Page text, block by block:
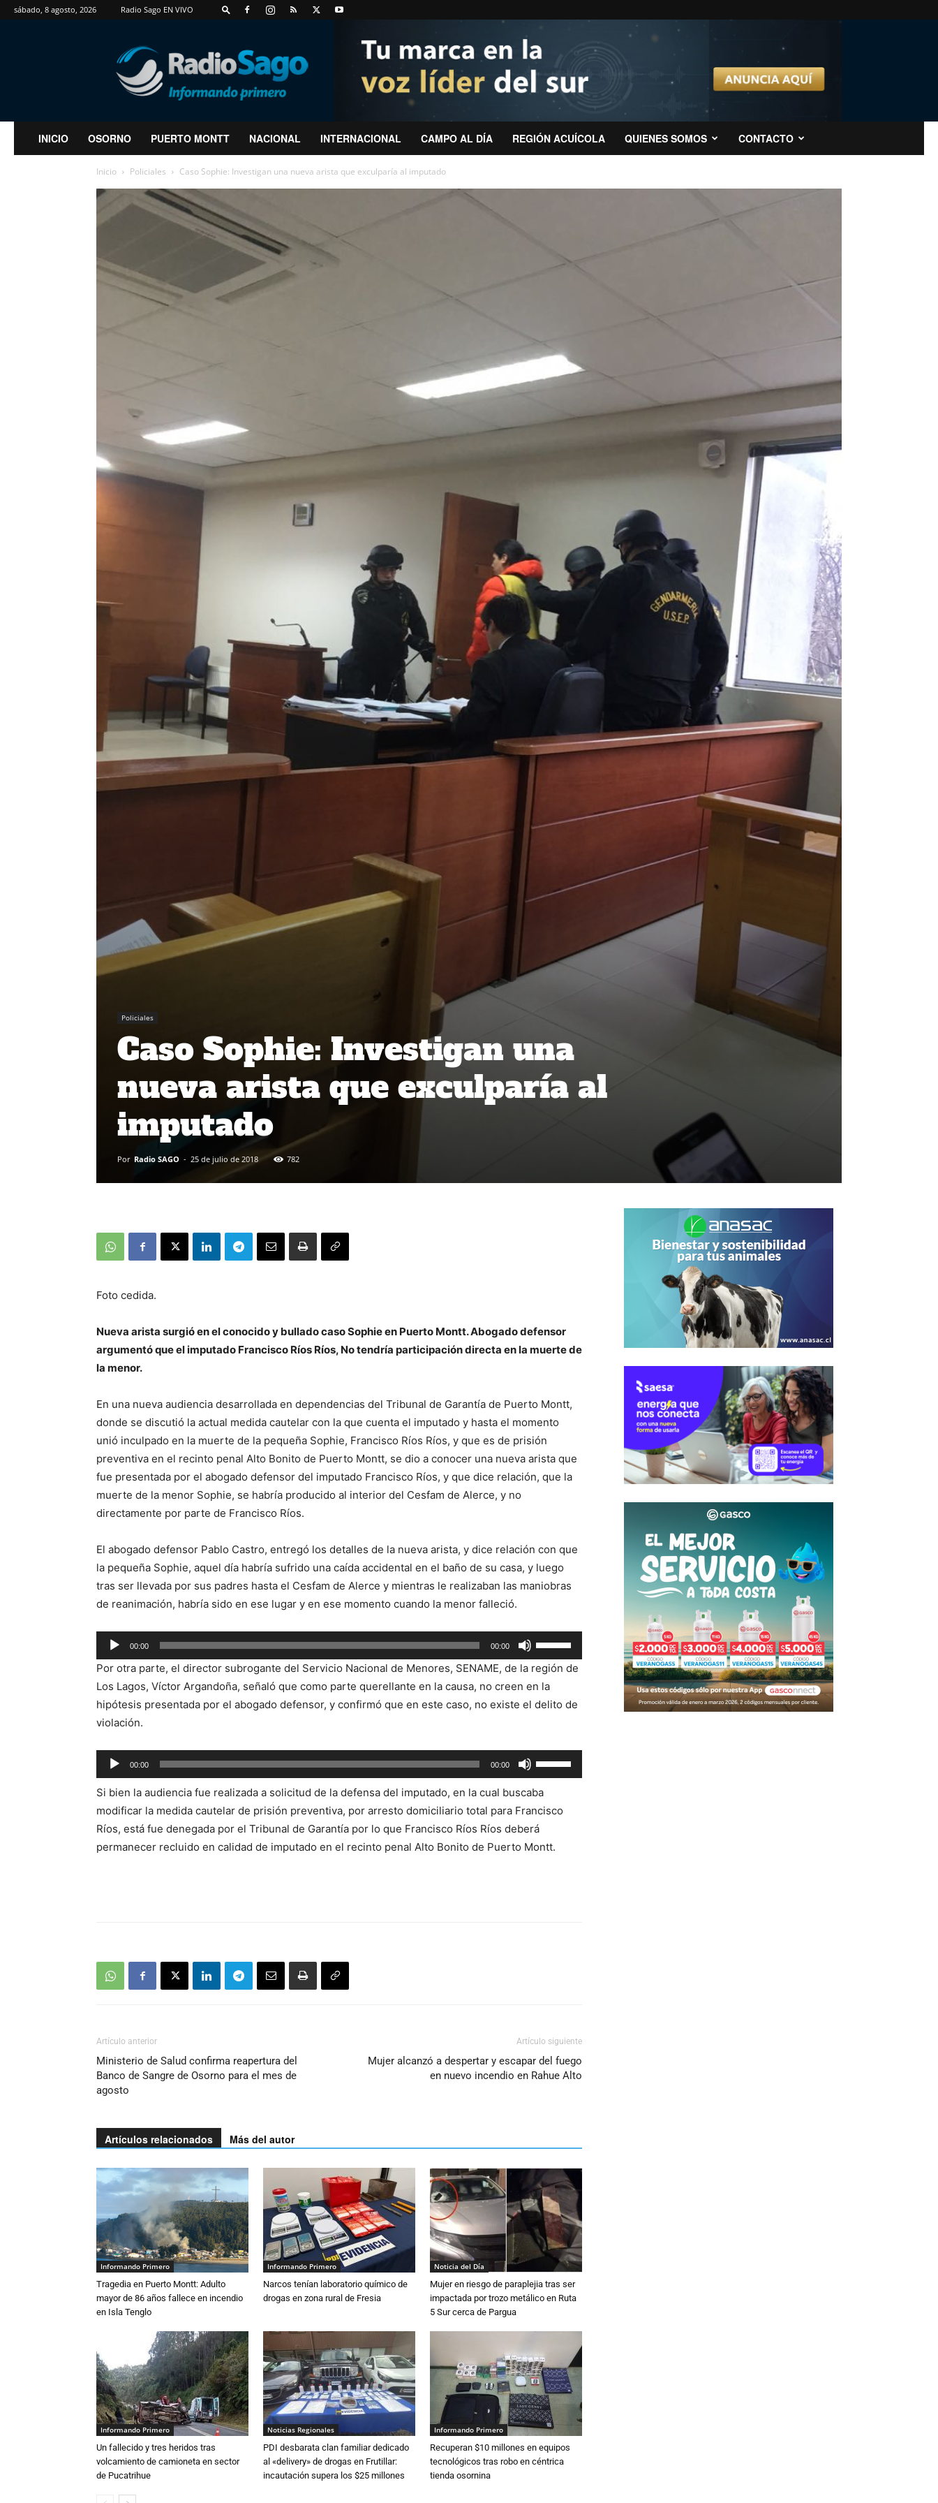
sábado, 8 agosto, 2026 Radio Sago EN VIVO
RadioSago
INICIO OSORNO PUERTO MONTT NACIONAL INTERNACIONAL CAMPO AL DÍA REGIÓN ACUÍCOLA QUIENES SOMOS CONTACTO
Inicio Policiales Caso Sophie: Investigan una nueva arista que exculparía al imputado
Policiales
Caso Sophie: Investigan una
nueva arista que exculparía al
imputado
Por Radio SAGO - 25 de julio de 2018 782
Foto cedida.
Nueva arista surgió en el conocido y bullado caso Sophie en Puerto Montt. Abogado defensor
argumentó que el imputado Francisco Ríos Ríos, No tendría participación directa en la muerte de
la menor.
En una nueva audiencia desarrollada en dependencias del Tribunal de Garantía de Puerto Montt,
donde se discutió la actual medida cautelar con la que cuenta el imputado y hasta el momento
unió inculpado en la muerte de la pequeña Sophie, Francisco Ríos Ríos, y que es de prisión
preventiva en el recinto penal Alto Bonito de Puerto Montt, se dio a conocer una nueva arista que
fue presentada por el abogado defensor del imputado Francisco Ríos, y que dice relación, que la
muerte de la menor Sophie, se habría producido al interior del Cesfam de Alerce, y no
directamente por parte de Francisco Ríos.
El abogado defensor Pablo Castro, entregó los detalles de la nueva arista, y dice relación con que
la pequeña Sophie, aquel día habría sufrido una caída accidental en el baño de su casa, y luego
tras ser llevada por sus padres hasta el Cesfam de Alerce y mientras le realizaban las maniobras
de reanimación, habría sido en ese lugar y en ese momento cuando la menor falleció.
Reproductor
de
audio
00:00 00:00
las
teclas
de
flecha
para
aumentar
Por otra parte, el director subrogante del Servicio Nacional de Menores, SENAME, de la región de
Los Lagos, Víctor Argandoña, señaló que como parte querellante en la causa, no creen en la
hipótesis presentada por el abogado defensor, y confirmó que en este caso, no existe el delito de
violación.
Reproductor
de
audio
00:00 00:00
las
teclas
de
flecha
arriba/abajo
Si bien la audiencia fue realizada a solicitud de la defensa del imputado, en la cual buscaba
modificar la medida cautelar de prisión preventiva, por arresto domiciliario total para Francisco
Ríos, está fue denegada por el Tribunal de Garantía por lo que Francisco Ríos Ríos deberá
permanecer recluido en calidad de imputado en el recinto penal Alto Bonito de Puerto Montt.
Artículo anterior
Ministerio de Salud confirma reapertura del
Banco de Sangre de Osorno para el mes de
agosto
Artículo siguiente
Mujer alcanzó a despertar y escapar del fuego
en nuevo incendio en Rahue Alto
Artículos relacionados Más del autor
Informando Primero
Tragedia en Puerto Montt: Adulto
mayor de 86 años fallece en incendio
en Isla Tenglo
Informando Primero
Narcos tenían laboratorio químico de
drogas en zona rural de Fresia
Noticia del Día
Mujer en riesgo de paraplejia tras ser
impactada por trozo metálico en Ruta
5 Sur cerca de Pargua
Informando Primero
Un fallecido y tres heridos tras
volcamiento de camioneta en sector
de Pucatrihue
Noticias Regionales
PDI desbarata clan familiar dedicado
al «delivery» de drogas en Frutillar:
incautación supera los $25 millones
Informando Primero
Recuperan $10 millones en equipos
tecnológicos tras robo en céntrica
tienda osornina